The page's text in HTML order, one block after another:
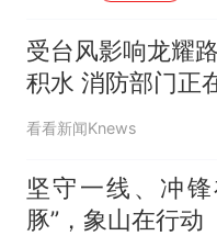
受台风影响龙耀
积水 消防部门正
看看新闻Knews
坚守一线、冲
豚”，象山在行动